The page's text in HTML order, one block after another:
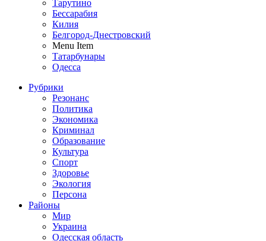
Тарутино
Бессарабия
Килия
Белгород-Днестровский
Menu Item
Татарбунары
Одесса
Рубрики
Резонанс
Политика
Экономика
Криминал
Образование
Культура
Спорт
Здоровье
Экология
Персона
Районы
Мир
Украина
Одесская область